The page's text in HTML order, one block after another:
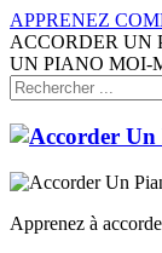
APPRENEZ
ACCORDER UN
UN PIANO MOI-
Apprenez à